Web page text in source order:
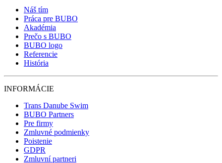
Náš tím
Práca pre BUBO
Akadémia
Prečo s BUBO
BUBO logo
Referencie
História
INFORMÁCIE
Trans Danube Swim
BUBO Partners
Pre firmy
Zmluvné podmienky
Poistenie
GDPR
Zmluvní partneri